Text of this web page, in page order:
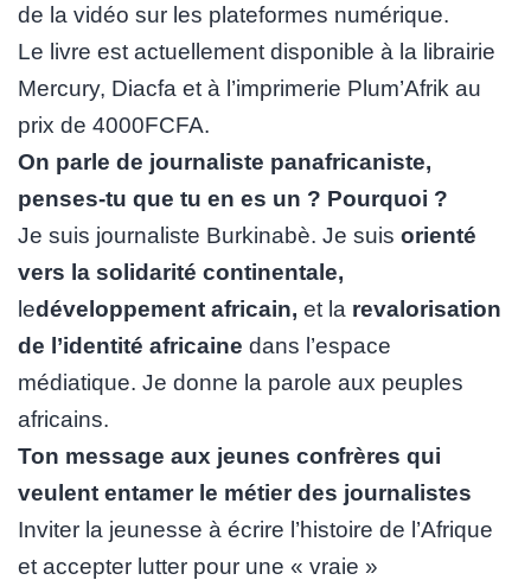
de la vidéo sur les plateformes numérique.
Le livre est actuellement disponible à la librairie
Mercury, Diacfa et à l’imprimerie Plum’Afrik au
prix de 4000FCFA.
On parle de journaliste panafricaniste,
penses-tu que tu en es un ? Pourquoi ?
Je suis journaliste Burkinabè. Je suis orienté
vers la solidarité continentale,
ledéveloppement africain, et la revalorisation
de l’identité africaine dans l’espace
médiatique. Je donne la parole aux peuples
africains.
Ton message aux jeunes confrères qui
veulent entamer le métier des journalistes
Inviter la jeunesse à écrire l’histoire de l’Afrique
et accepter lutter pour une « vraie »